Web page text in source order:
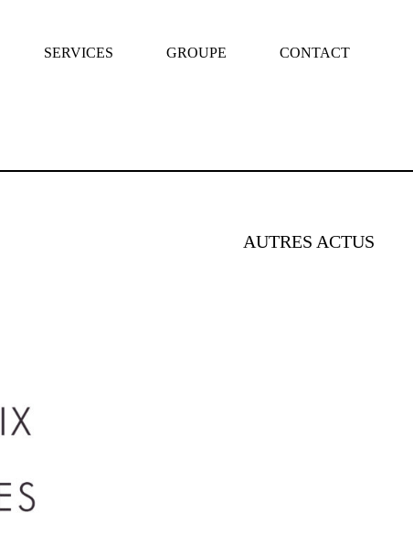
SERVICES GROUPE CONTACT
AUTRES ACTUS